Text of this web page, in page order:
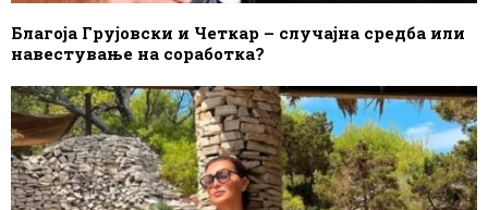
Благоја Грујовски и Четкар – случајна средба или
навестување на соработка?